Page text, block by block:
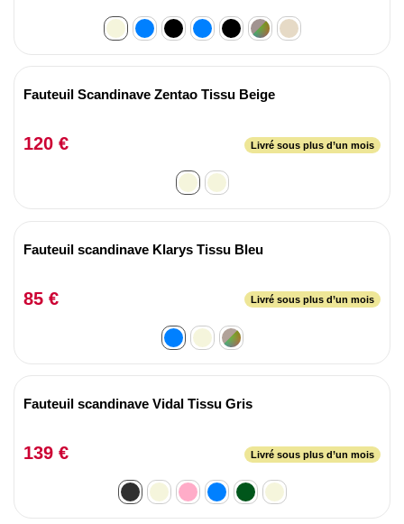
Fauteuil Scandinave Zentao Tissu Beige
120 € Livré sous plus d’un mois
Fauteuil scandinave Klarys Tissu Bleu
85 € Livré sous plus d’un mois
Fauteuil scandinave Vidal Tissu Gris
139 € Livré sous plus d’un mois